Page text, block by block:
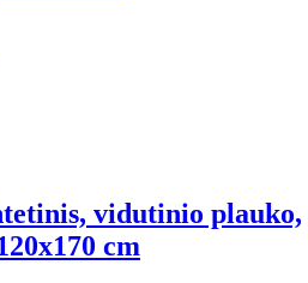
vidutinio plauko,
cm